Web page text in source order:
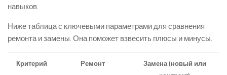
навыков.
Ниже таблица с ключевыми параметрами для сравнения
ремонта и замены. Она поможет взвесить плюсы и минусы.
Критерий Ремонт
Замена (новый или